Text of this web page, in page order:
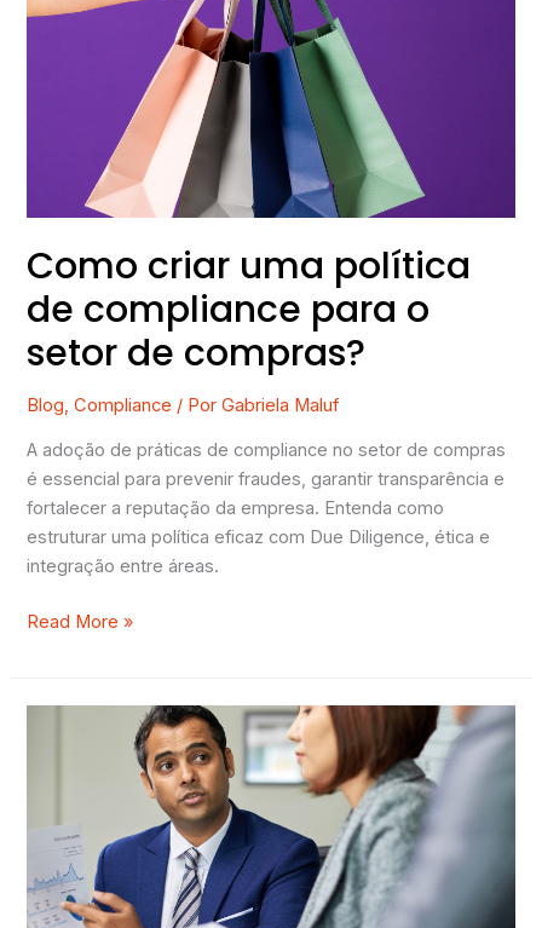
Como criar uma política
de compliance para o
setor de compras?
Blog,Compliance / PorGabriela Maluf
A adoção de práticas de compliance no setor de compras
é essencial para prevenir fraudes, garantir transparência e
fortalecer a reputação da empresa. Entenda como
estruturar uma política eficaz com Due Diligence, ética e
integração entre áreas.
uma
de
Read More »
Obrigatória?